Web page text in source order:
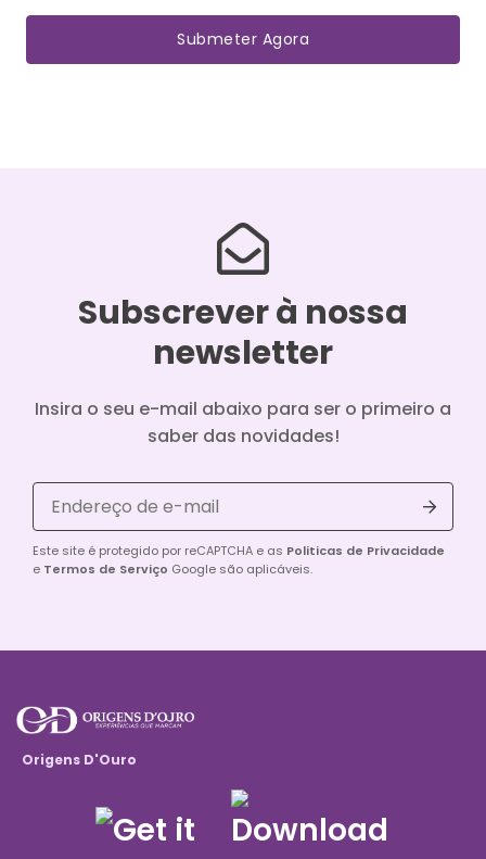
Submeter Agora
Subscrever à nossa
newsletter
Insira o seu e-mail abaixo para ser o primeiro a
saber das novidades!
Este site é protegido por reCAPTCHA e as Politicas de Privacidade
e Termos de Serviço Google são aplicáveis.
Origens D'Ouro